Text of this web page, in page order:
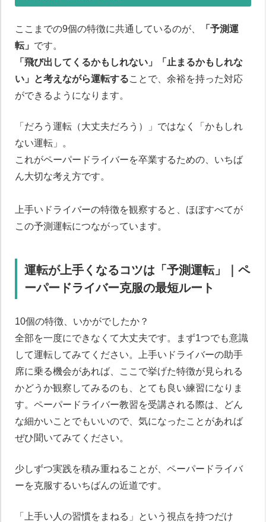
ここまでの9個の特徴に共通しているのが、
「予測運
転」 です。
「飛び出してくるかもしれない」「止まるかもしれな
い」と考えながら運転することで、余裕を持った対応
ができるようになります。
「だろう運転（大丈夫だろう）」ではなく「かもしれ
ない運転」。
これがペーパードライバーを卒業するための、いちば
ん大切な考え方です。
上手いドライバーの特徴を観察すると、ほぼすべてが
この予測運転につながっています。
運転が上手くなるコツは「予測運転」｜ペ
ーパードライバー克服の最短ルート
10個の特徴、いかがでしたか？
全部を一度にできなくて大丈夫です。まず1つでも意識
して運転してみてください。上手いドライバーの助手
席に乗る機会があれば、ここで挙げた特徴が見られる
かどうか観察してみるのも、とても良い練習になりま
す。ペーパードライバー教習を受講される際は、どん
な細かいことでもいいので、気になったことがあれば
ぜひ聞いてみてください。
少しずつ実践を積み重ねることが、ペーパードライバ
ーを克服するいちばんの近道です。
「上手い人の習慣をまねる」という視点を持つだけ